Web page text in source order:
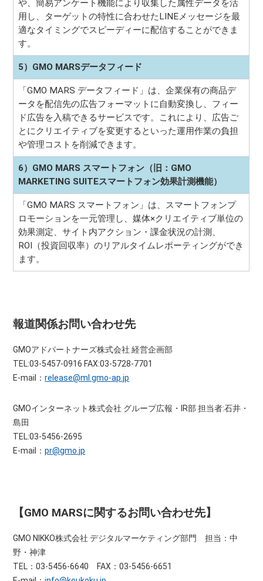
や、簡易アンケート機能により収集した属性データを活
用し、ターゲットの特性に合わせたLINEメッセージを最
適なタイミングでスピーディーに配信することができま
す。
5）GMO MARSデータフィード
「GMO MARS データフィード」は、企業保有の商品デ
ータを配信先の広告フォーマットに自動変換し、フィー
ド広告を入稿できるサービスです。これにより、広告ご
とにクリエイティブを変更するといった運用作業の負担
や管理コストを削減できます。
6）GMO MARS スマートフォン（旧：GMO
MARKETING SUITEスマートフォン効果計測機能）
「GMO MARS スマートフォン」は、スマートフォンプ
ロモーションを一元管理し、媒体×クリエイティブ単位の
効果測定、サイト内アクション・課金状況の計測、
ROI（投資回収率）のリアルタイムレポーティングができ
ます。
報道関係お問い合わせ先
GMOアドパートナーズ株式会社 経営企画部
TEL:03-5457-0916 FAX:03-5728-7701
E-mail：release@ml.gmo-ap.jp
GMOインターネット株式会社 グループ広報・IR部 担当者:石井・
島田
TEL:03-5456-2695
E-mail：pr@gmo.jp
【GMO MARSに関するお問い合わせ先】
GMO NIKKO株式会社 デジタルマーケティング部門 担当：中
野・神津
TEL：03-5456-6640 FAX：03-5456-6651